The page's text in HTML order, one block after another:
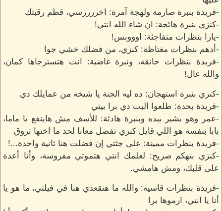
-فريدة بنبرة صارمة ولهجة آمرة: اخررررسي، قطم رقبتك
-كنزي بنبرة هائجة: ان شاء الله انتي!
-يارا بنظرات متفاجئة: اوووبس!
-أدهم بنظرات مغتاظة: كنزي، من فضلك خشي جوا
-فريدة بنظرات حانقة، ونبرة غاضبة: انت هتسترجاها كمان،
والله عال!
-كنزي بنبرة استهجان: ده ليه الجنة يا شيخة من عمايلك دي
-فريدة بحدة: طلعوا البت دي برا بيتي
-عمر وهو يشير بيده وبنبرة هادئة: للأسف مش هاينفع يا ماما،
بابا بنفسه هو اللي قايل كنزي تفضل معانا لحد ما اختها تروق
-فريدة بنظرات مميتة: على جثتي إن فضلت هنا ثانية واحدة...!
-كنزي بتهكم صريح: لعلمك انتي هتموتي مفروسة، وأنا أعدة
على قلبك، ومش هامشي.
-فريدة بنظرات قاسية: والله ما هتقعدي هنا في فيلتي، ما هو يا
أنا يا انتي، ارموها برا